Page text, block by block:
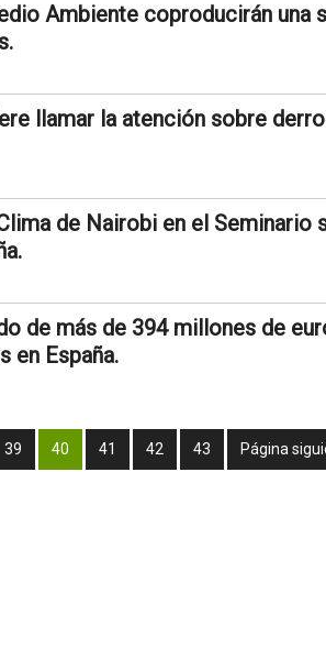
Ambiente coproducirán una
llamar la atención sobre
de Nairobi en el
de más de 394 millones de
en España.
39 40 41 42 43 Página